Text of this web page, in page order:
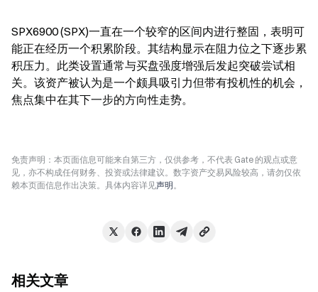
SPX6900 (SPX)一直在一个较窄的区间内进行整固，表明可
能正在经历一个积累阶段。其结构显示在阻力位之下逐步累
积压力。此类设置通常与买盘强度增强后发起突破尝试相
关。该资产被认为是一个颇具吸引力但带有投机性的机会，
焦点集中在其下一步的方向性走势。
免责声明：本页面信息可能来自第三方，仅供参考，不代表 Gate 的观点或意
见，亦不构成任何财务、投资或法律建议。数字资产交易风险较高，请勿仅依
赖本页面信息作出决策。具体内容详见声明。
相关文章